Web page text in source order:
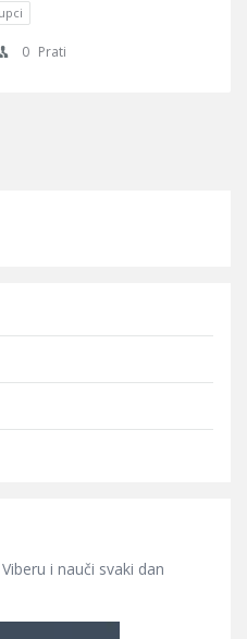
0 Prati
i nauči svaki dan